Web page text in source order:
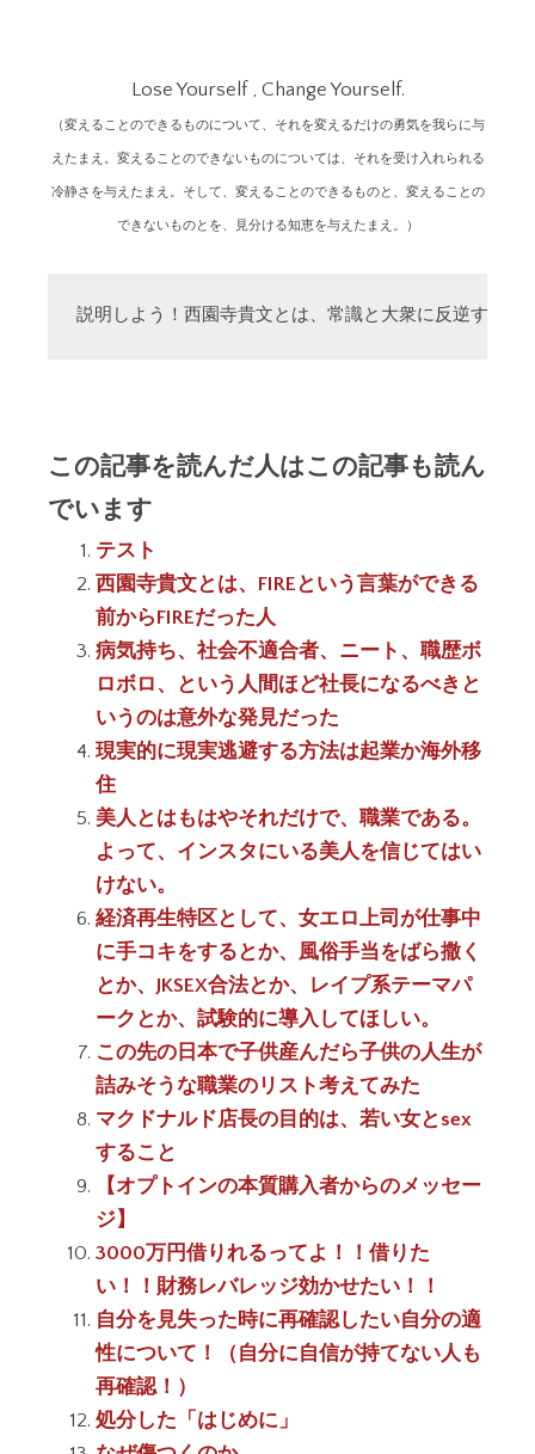
Lose Yourself , Change Yourself.
（変えることのできるものについて、それを変えるだけの勇気を我らに与
えたまえ。変えることのできないものについては、それを受け入れられる
冷静さを与えたまえ。そして、変えることのできるものと、変えることの
できないものとを、見分ける知恵を与えたまえ。）
説明しよう！西園寺貴文とは、常識と大衆に反逆する
この記事を読んだ人はこの記事も読ん
でいます
テスト
西園寺貴文とは、FIREという言葉ができる
前からFIREだった人
病気持ち、社会不適合者、ニート、職歴ボ
ロボロ、という人間ほど社長になるべきと
いうのは意外な発見だった
現実的に現実逃避する方法は起業か海外移
住
美人とはもはやそれだけで、職業である。
よって、インスタにいる美人を信じてはい
けない。
経済再生特区として、女エロ上司が仕事中
に手コキをするとか、風俗手当をばら撒く
とか、JKSEX合法とか、レイプ系テーマパ
ークとか、試験的に導入してほしい。
この先の日本で子供産んだら子供の人生が
詰みそうな職業のリスト考えてみた
マクドナルド店長の目的は、若い女とsex
すること
【オプトインの本質購入者からのメッセー
ジ】
3000万円借りれるってよ！！借りた
い！！財務レバレッジ効かせたい！！
自分を見失った時に再確認したい自分の適
性について！（自分に自信が持てない人も
再確認！）
処分した「はじめに」